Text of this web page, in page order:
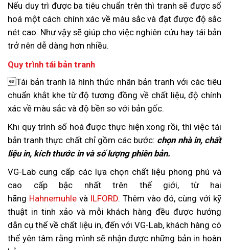
Nếu duy trì được ba tiêu chuẩn trên thì tranh sẽ được số
hoá một cách chính xác về màu sắc và đạt được độ sắc
nét cao. Như vậy sẽ giúp cho việc nghiên cứu hay tái bản
trở nên dễ dàng hơn nhiều.
Quy trình tái bản tranh
Tái bản tranh là hình thức nhân bản tranh với các tiêu
chuẩn khắt khe từ độ tương đồng về chất liệu, độ chính
xác về màu sắc và độ bền so với bản gốc.
Khi quy trình số hoá được thực hiện xong rồi, thì việc tái
bản tranh thực chất chỉ gồm các bước: chọn nhà in, chất
liệu in, kích thước in và số lượng phiên bản.
VG-Lab cung cấp các lựa chọn chất liệu phong phú và
cao cấp bậc nhất trên thế giới, từ hai
hãng Hahnemuhle và ILFORD. Thêm vào đó, cùng với kỹ
thuật in tinh xảo và mỗi khách hàng đều được hướng
dẫn cụ thể về chất liệu in, đến với VG-Lab, khách hàng có
thể yên tâm rằng mình sẽ nhận được những bản in hoàn